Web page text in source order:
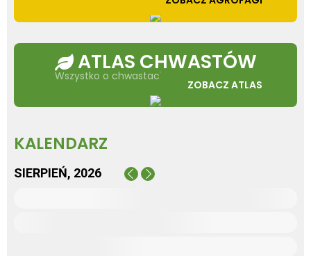
ATLAS CHWASTÓW
Wszystko o chwastach w jednym miejscu
ZOBACZ ATLAS
KALENDARZ
SIERPIEŃ, 2026